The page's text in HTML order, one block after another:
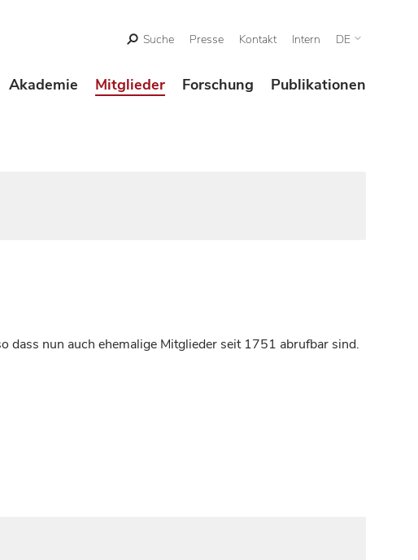
Suche Presse Kontakt Intern DE
Akademie Mitglieder Forschung Publikationen
dass nun auch ehemalige Mitglieder seit 1751 abrufbar sind.